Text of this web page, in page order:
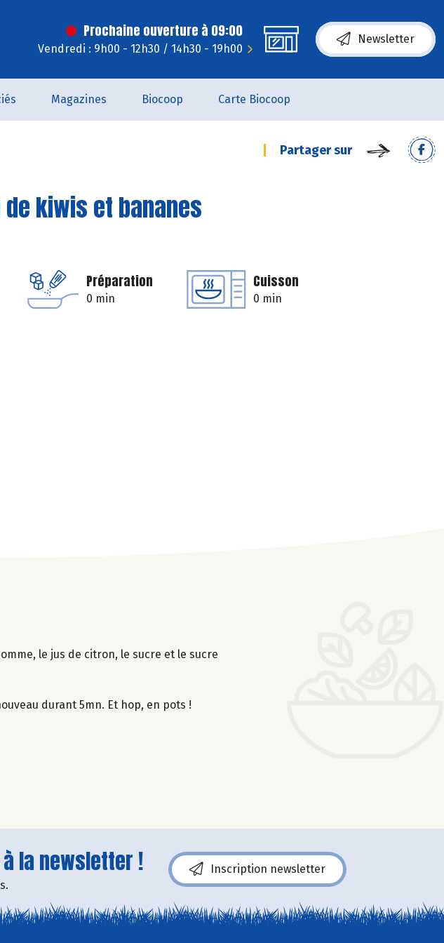
Prochaine ouverture à 09:00
Vendredi : 9h00 - 12h30 / 14h30 - 19h00
Newsletter
Magazines Biocoop Carte Biocoop
Partager sur
kiwis et bananes
Préparation
0 min
Cuisson
0 min
le jus de citron, le sucre et le sucre
durant 5mn. Et hop, en pots !
la newsletter ! Inscription newsletter